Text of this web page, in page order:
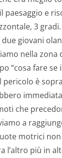
e
3
giovani
nella zona
“cosa fare se
pericolo è
che
a
motrici
l’altro più in